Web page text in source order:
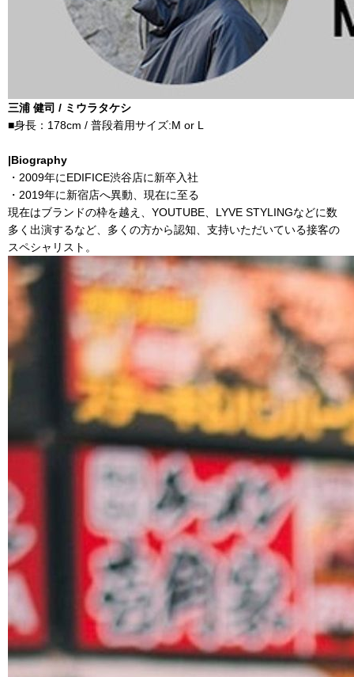
三浦 健司 / ミウラタケシ
■身長：178cm / 普段着用サイズ:M or L
|Biography
・2009年にEDIFICE渋谷店に新卒入社
・2019年に新宿店へ異動、現在に至る
現在はブランドの枠を越え、YOUTUBE、LYVE STYLINGなどに数
多く出演するなど、多くの方から認知、支持いただいている接客の
スペシャリスト。